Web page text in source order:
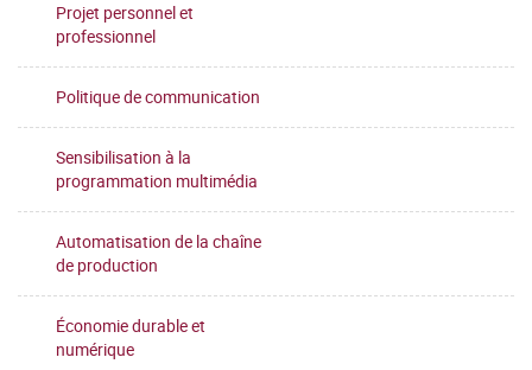
Projet personnel et
professionnel
Politique de communication
Sensibilisation à la
programmation multimédia
Automatisation de la chaîne
de production
Économie durable et
numérique